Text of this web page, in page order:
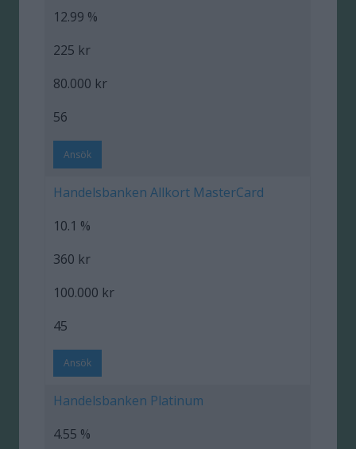
12.99 %
225 kr
80.000 kr
56
Ansök
Handelsbanken Allkort MasterCard
10.1 %
360 kr
100.000 kr
45
Ansök
Handelsbanken Platinum
4.55 %